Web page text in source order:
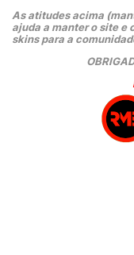
As atitudes acima
ajuda a manter o site e
skins para a